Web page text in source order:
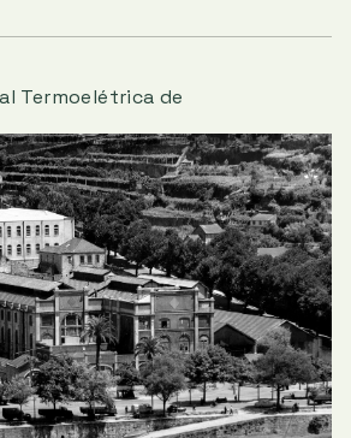
Termoelétrica de